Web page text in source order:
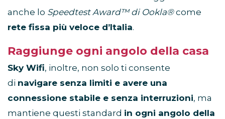
anche lo Speedtest Award™ di Ookla®come
rete fissa più veloce d’Italia.
Raggiunge ogni angolo della casa
Sky Wifi, inoltre, non solo ti consente
di navigare senza limiti e avere una
connessione stabile e senza interruzioni, ma
mantiene questi standard in ogni angolo della